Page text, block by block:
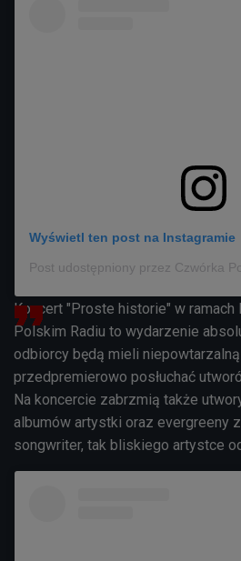
Wyświetl ten post na Instagramie
Koncert "Proste historie" w
Polskim Radiu to wydarzenie
odbiorcy będą mieli
przedpremierowo posłuchać
Na koncercie zabrzmią także
albumów artystki oraz evergreeny
songwriter, tak bliskiego artystce